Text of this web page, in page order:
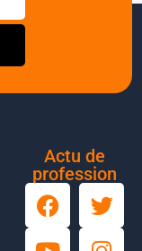
Actu de
profession